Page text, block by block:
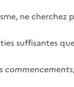
ne cherchez
suffisantes